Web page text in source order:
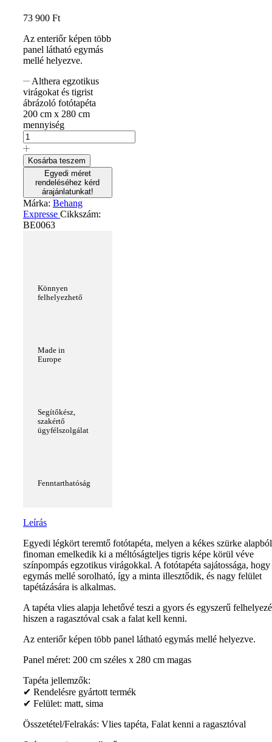
73 900 Ft
Az enteriőr képen több
panel látható egymás
mellé helyezve.
Althera egzotikus
virágokat és tigrist
ábrázoló fotótapéta
200 cm x 280 cm
mennyiség
Kosárba teszem
Egyedi méret
rendeléséhez kérd
árajánlatunkat!
Márka: Behang
Expresse Cikkszám:
BE0063
Könnyen
felhelyezhető
Made in
Europe
Segítőkész,
szakértő
ügyfélszolgálat
Fenntarthatóság
Leírás
Egyedi légkört teremtő fotótapéta, melyen a kékes szürke alapból
finoman emelkedik ki a méltóságteljes tigris képe körül véve
színpompás egzotikus virágokkal. A fotótapéta sajátossága, hogy
egymás mellé sorolható, így a minta illesztődik, és nagy felület
tapétázására is alkalmas.
A tapéta vlies alapja lehetővé teszi a gyors és egyszerű
hiszen a ragasztóval csak a falat kell kenni.
Az enteriőr képen több panel látható egymás mellé helyezve.
Panel méret: 200 cm széles x 280 cm magas
Tapéta jellemzők:
✔ Rendelésre gyártott termék
✔ Felület: matt, sima
Összetétel/Felrakás: Vlies tapéta, Falat kenni a ragasztóval